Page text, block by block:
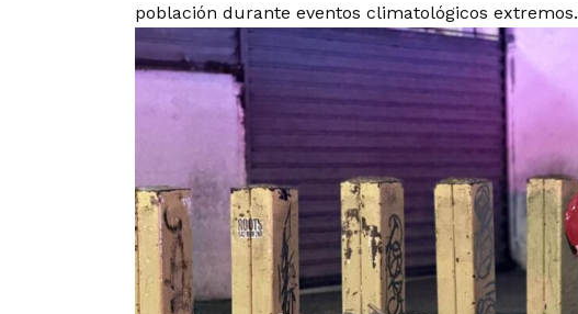
población durante eventos climatológicos extremos.